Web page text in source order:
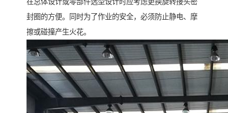
在总体设计或零部件选型设计时应考虑更换旋转接头密
封圈的方便。同时为了作业的安全，必须防止静电、摩
擦或碰撞产生火花。